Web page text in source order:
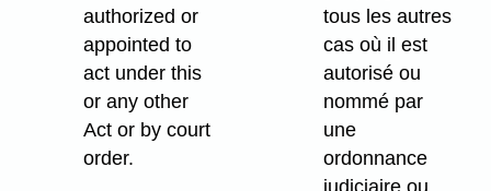
authorized or
appointed to
act under this
or any other
Act or by court
order.
tous les autres
cas où il est
autorisé ou
nommé par
une
ordonnance
judiciaire ou